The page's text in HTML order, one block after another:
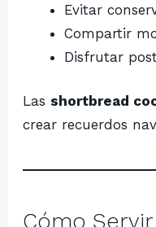
Evitar
Compartir
Disfrutar
Las shortbread
crear recuerdos
Cómo